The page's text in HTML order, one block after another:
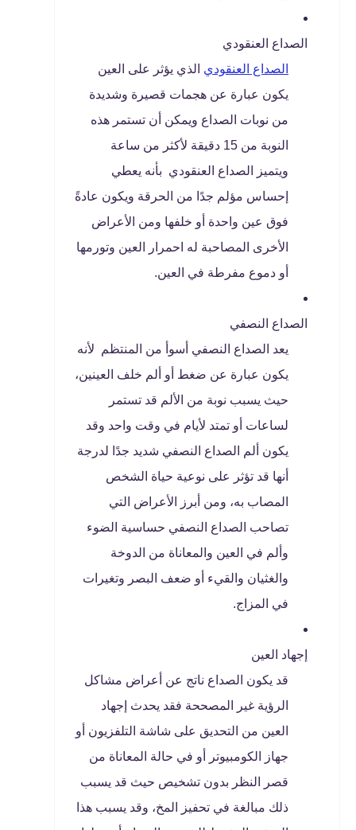
الصداع العنقودي
الصداع العنقودي الذي يؤثر على العين
يكون عبارة عن هجمات قصيرة وشديدة
من نوبات الصداع ويمكن أن تستمر هذه
النوبة من 15 دقيقة لأكثر من ساعة
ويتميز الصداع العنقودي بأنه يعطي
إحساس مؤلم جدًا من الحرقة ويكون عادةً
فوق عين واحدة أو خلفها ومن الأعراض
الأخرى المصاحبة له احمرار العين وتورمها
أو دموع مفرطة في العين.
الصداع النصفي
يعد الصداع النصفي أسوأ من المنتظم لأنه
يكون عبارة عن ضغط أو ألم خلف العينين،
حيث يسبب نوبة من الألم قد تستمر
لساعات أو تمتد لأيام في وقت واحد وقد
يكون ألم الصداع النصفي شديد جدًا لدرجة
أنها قد تؤثر على نوعية حياة الشخص
المصاب به، ومن أبرز الأعراض التي
تصاحب الصداع النصفي حساسية الضوء
وألم في العين والمعاناة من الدوخة
والغثيان والقيء أو ضعف البصر وتغيرات
في المزاج.
إجهاد العين
قد يكون الصداع ناتج عن أعراض مشاكل
الرؤية غير المصححة فقد يحدث إجهاد
العين من التحديق على شاشة التلفزيون أو
جهاز الكومبيوتر أو في حالة المعاناة من
قصر النظر بدون تشخيص حيث قد يسبب
ذلك مبالغة في تحفيز المخ، وقد يسبب هذا